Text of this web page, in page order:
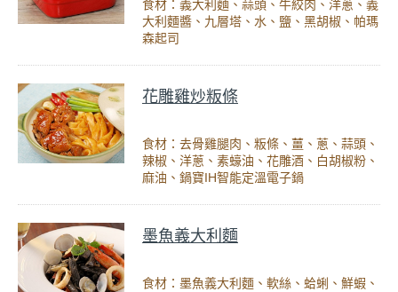
食材：義大利麵、蒜頭、牛絞肉、洋蔥、義
大利麵醬、九層塔、水、鹽、黑胡椒、帕瑪
森起司
花雕雞炒粄條
食材：去骨雞腿肉、粄條、薑、蔥、蒜頭、
辣椒、洋蔥、素蠔油、花雕酒、白胡椒粉、
麻油、鍋寶IH智能定溫電子鍋
墨魚義大利麵
食材：墨魚義大利麵、軟絲、蛤蜊、鮮蝦、